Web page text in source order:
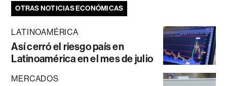
OTRAS NOTICIAS ECONÓMICAS
LATINOAMÉRICA
Así cerró el riesgo país en
Latinoamérica en el mes de julio
MERCADOS